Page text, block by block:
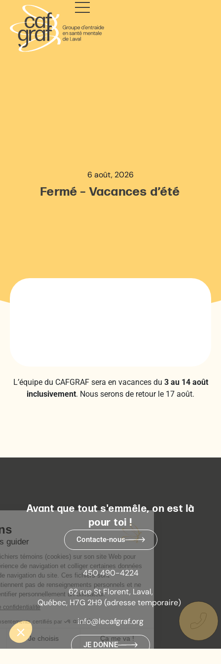
6 août, 2026
Fermé – Vacances d’été
L’équipe du CAFGRAF sera en vacances du 3 au 14 août
inclusivement. Nous serons de retour le 17 août.
Avant que tout s'emmêle, on est là
pour toi !
Contacte-nous
450 490-4224
62 rue St Florent, Laval,
Québec, H7G 2H9 (adresse temporaire)
info@lecafgraf.org
JE DONNE